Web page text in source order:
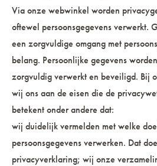
Via onze webwinkel worden
oftewel persoonsgegevens verwerkt.
een zorgvuldige omgang met
belang. Persoonlijke gegevens
zorgvuldig verwerkt en beveiligd. Bij
wij ons aan de eisen die de
betekent onder andere dat:
wij duidelijk vermelden met welke
persoonsgegevens verwerken. Dat
privacyverklaring; wij onze